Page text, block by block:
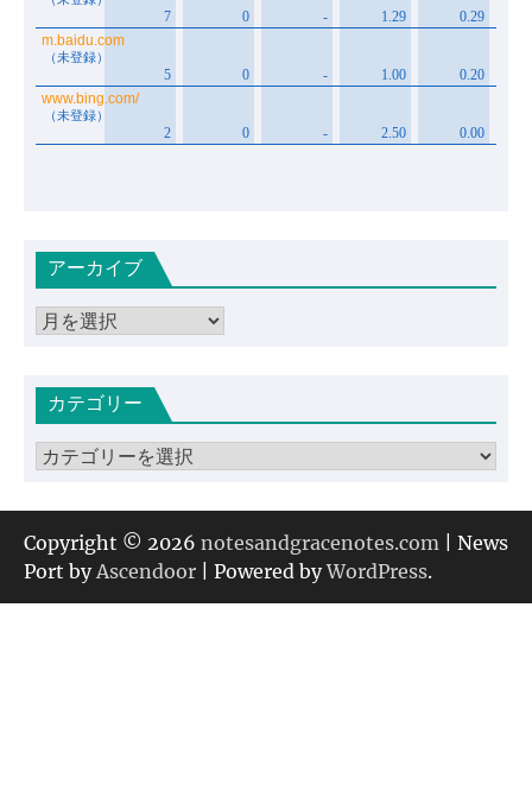
アーカイブ
ア
イカテゴリー
カ
ゴ
リ
ー
Copyright © 2026 notesandgracenotes.com | News
Port byAscendoor | Powered byWordPress.